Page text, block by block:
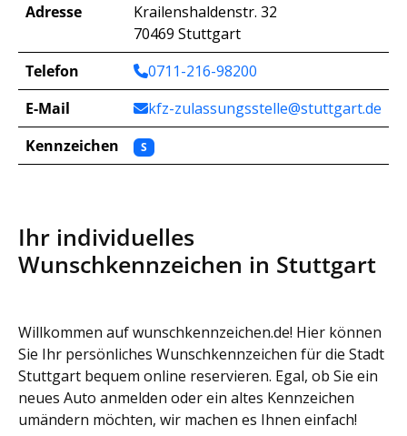
Adresse
Krailenshaldenstr. 32
70469 Stuttgart
Telefon
0711-216-98200
E-Mail
kfz-zulassungsstelle@stuttgart.de
Kennzeichen
S
Ihr individuelles
Wunschkennzeichen in Stuttgart
Willkommen auf wunschkennzeichen.de! Hier können
Sie Ihr persönliches Wunschkennzeichen für die Stadt
Stuttgart bequem online reservieren. Egal, ob Sie ein
neues Auto anmelden oder ein altes Kennzeichen
umändern möchten, wir machen es Ihnen einfach!